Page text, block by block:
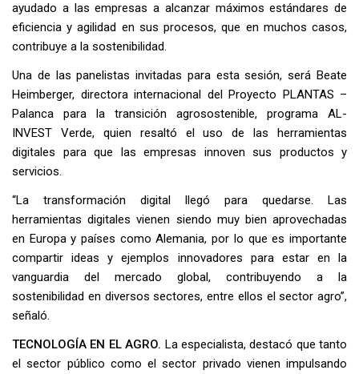
ayudado a las empresas a alcanzar máximos estándares de
eficiencia y agilidad en sus procesos, que en muchos casos,
contribuye a la sostenibilidad.
Una de las panelistas invitadas para esta sesión, será Beate
Heimberger, directora internacional del Proyecto PLANTAS –
Palanca para la transición agrosostenible, programa AL-
INVEST Verde, quien resaltó el uso de las herramientas
digitales para que las empresas innoven sus productos y
servicios.
“La transformación digital llegó para quedarse. Las
herramientas digitales vienen siendo muy bien aprovechadas
en Europa y países como Alemania, por lo que es importante
compartir ideas y ejemplos innovadores para estar en la
vanguardia del mercado global, contribuyendo a la
sostenibilidad en diversos sectores, entre ellos el sector agro”,
señaló.
TECNOLOGÍA EN EL AGRO. La especialista, destacó que tanto
el sector público como el sector privado vienen impulsando